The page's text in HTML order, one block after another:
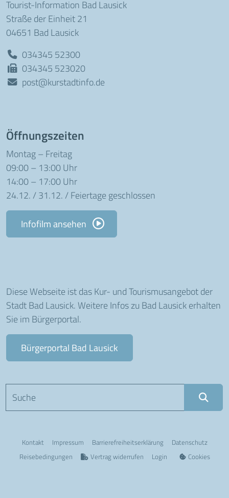
Tourist-Information Bad Lausick
Straße der Einheit 21
04651 Bad Lausick
034345 52300
034345 523020
post@kurstadtinfo.de
Öffnungszeiten
Montag – Freitag
09:00 – 13:00 Uhr
14:00 – 17:00 Uhr
24.12. / 31.12. / Feiertage geschlossen
Infofilm ansehen
Diese Webseite ist das Kur- und Tourismusangebot der
Stadt Bad Lausick. Weitere Infos zu Bad Lausick erhalten
Sie im Bürgerportal.
Bürgerportal Bad Lausick
Kontakt Impressum Barriere­freiheits­erklärung
Datenschutz
Reisebedingungen
Vertrag widerrufen Login Cookies